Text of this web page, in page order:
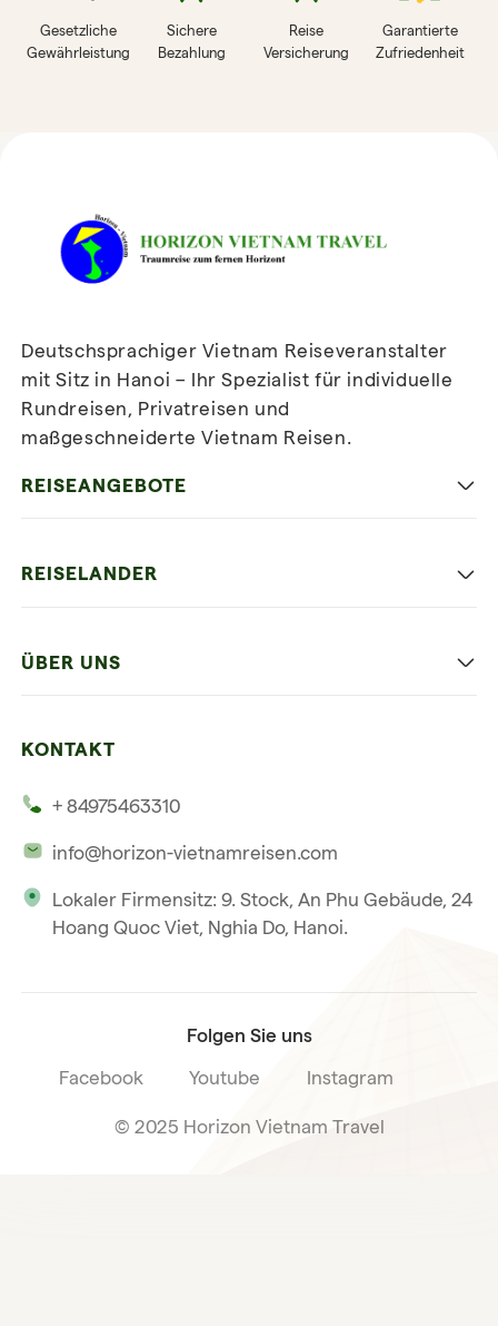
Gesetzliche
Gewährleistung
Sichere
Bezahlung
Reise
Versicherung
Garantierte
Zufriedenheit
Newsletterabonnieren
Deutschsprachiger Vietnam Reiseveranstalter
mit Sitz in Hanoi – Ihr Spezialist für individuelle
Rundreisen, Privatreisen und
maßgeschneiderte Vietnam Reisen.
REISEANGEBOTE
Die Beste Reise
Mehrere Länder
REISELANDER
ÜBER UNS
Unsere internationale Tourismuslizenz
KONTAKT
+ 84975463310
info@horizon-vietnamreisen.com
Lokaler Firmensitz: 9. Stock, An Phu Gebäude, 24
Hoang Quoc Viet, Nghia Do, Hanoi.
Folgen Sie uns
Facebook Youtube Instagram
© 2025 Horizon Vietnam Travel